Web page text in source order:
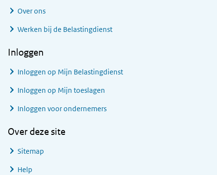
Over ons
Werken bij de Belastingdienst
Inloggen
Inloggen op Mijn Belastingdienst
Inloggen op Mijn toeslagen
Inloggen voor ondernemers
Over deze site
Sitemap
Help